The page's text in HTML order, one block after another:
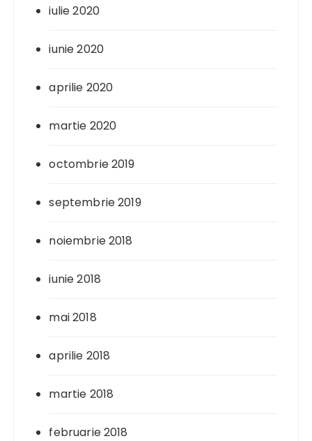
iulie 2020
iunie 2020
aprilie 2020
martie 2020
octombrie 2019
septembrie 2019
noiembrie 2018
iunie 2018
mai 2018
aprilie 2018
martie 2018
februarie 2018